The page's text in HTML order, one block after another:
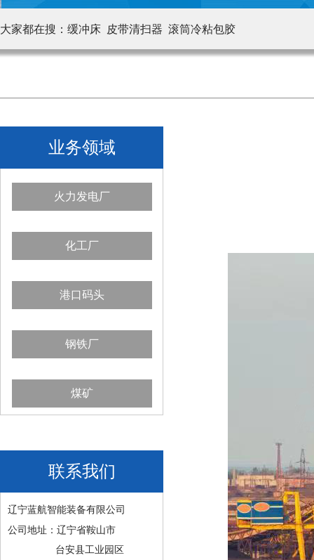
大家都在搜： 缓冲床 皮带清扫器 滚筒冷粘包胶
业务领域
火力发电厂
化工厂
港口码头
钢铁厂
煤矿
联系我们
辽宁蓝航智能装备有限公司
公司地址：辽宁省鞍山市
台安县工业园区